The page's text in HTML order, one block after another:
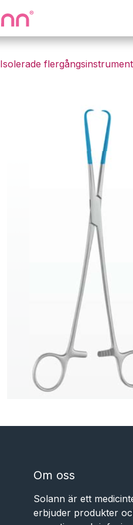
Isolerade flergångsinstrument
Om oss
Solann är ett
erbjuder produkter